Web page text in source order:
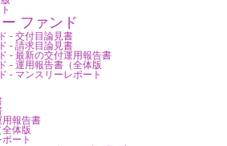
ファンド
- 交付目論見書
- 請求目論見書
- 最新の交付運用報告書
- 運用報告書（全体版
- マンスリーレポート
用報告書
体版
ート